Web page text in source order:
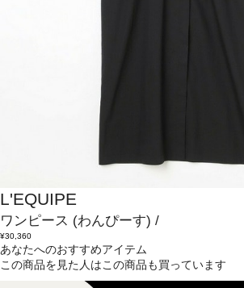
L'EQUIPE
ワンピース (わんぴーす) /
¥30,360
あなたへのおすすめアイテム
この商品を見た人はこの商品も買っています